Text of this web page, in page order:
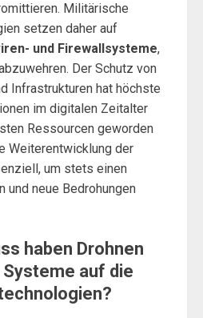
Militärische
setzen daher auf
und Firewallsysteme,
Der Schutz von
Infrastrukturen hat höchste
im digitalen Zeitalter
Ressourcen geworden
Weiterentwicklung der
um stets einen
und neue Bedrohungen
haben Drohnen
auf die